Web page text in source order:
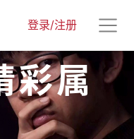
登录/注册
彩属